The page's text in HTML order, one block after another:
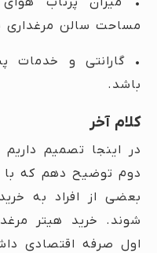
مساحت سالن مرغداری
• گارانتی و خدمات
باشد.
کلام آخر
در اینجا تصمیم
دوم توضیح دهم که با
بعضی از افراد به
شوند. خرید هیتر
اول صرفه اقتصادی